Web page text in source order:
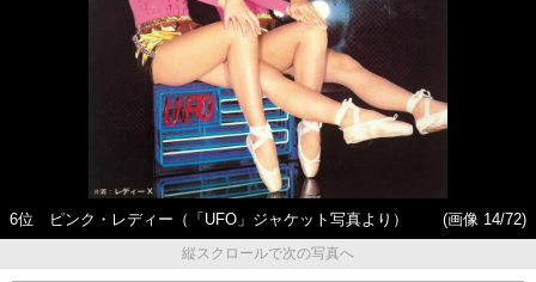
6位 ピンク・レディー（「UFO」ジャケット写真より）
(画像 14/72)
縦スクロールで次の写真へ